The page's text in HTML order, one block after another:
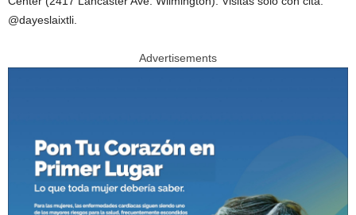
@dayeslaixtli.
Advertisements